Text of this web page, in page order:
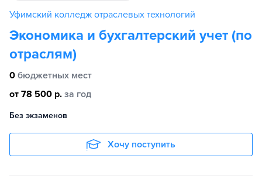
Уфимский колледж отраслевых технологий
Экономика и бухгалтерский учет (по
отраслям)
0 бюджетных мест
от 78 500 р. за год
Без экзаменов
Хочу поступить